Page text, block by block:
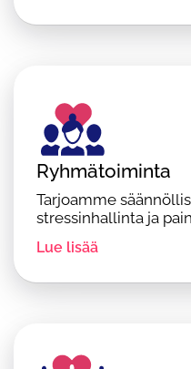
Ryhmätoiminta
Tarjoamme
stressinhallinta ja
Lue lisää